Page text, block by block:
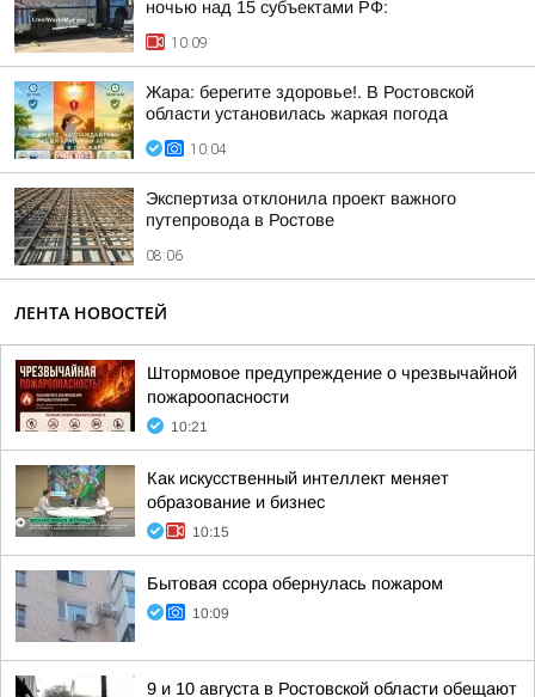
ночью над 15 субъектами РФ:
10:09
Жара: берегите здоровье!. В Ростовской
области установилась жаркая погода
10:04
Экспертиза отклонила проект важного
путепровода в Ростове
08:06
ЛЕНТА НОВОСТЕЙ
Штормовое предупреждение о чрезвычайной
пожароопасности
10:21
Как искусственный интеллект меняет
образование и бизнес
10:15
Бытовая ссора обернулась пожаром
10:09
9 и 10 августа в Ростовской области обещают